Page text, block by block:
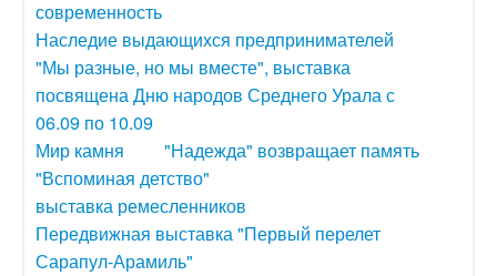
современность
Наследие выдающихся предпринимателей
"Мы разные, но мы вместе", выставка
посвящена Дню народов Среднего Урала с
06.09 по 10.09
Мир камня
"Надежда" возвращает память
"Вспоминая детство"
выставка ремесленников
Передвижная выставка "Первый перелет
Сарапул-Арамиль"